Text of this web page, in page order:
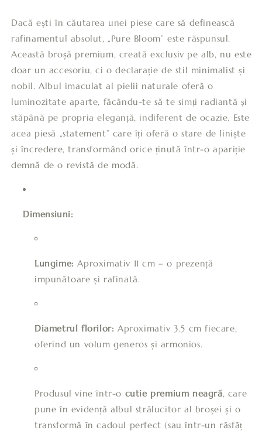
Dacă ești în căutarea unei piese care să definească
rafinamentul absolut, „Pure Bloom” este răspunsul.
Această broșă premium, creată exclusiv pe alb, nu este
doar un accesoriu, ci o declarație de stil minimalist și
nobil. Albul imaculat al pielii naturale oferă o
luminozitate aparte, făcându-te să te simți radiantă și
stăpână pe propria eleganță, indiferent de ocazie. Este
acea piesă „statement” care îți oferă o stare de liniște
și încredere, transformând orice ținută într-o apariție
demnă de o revistă de modă.
Dimensiuni:
Lungime: Aproximativ 11 cm – o prezență
impunătoare și rafinată.
Diametrul florilor: Aproximativ 3.5 cm fiecare,
oferind un volum generos și armonios.
Produsul vine într-o cutie premium neagră, care
pune în evidență albul strălucitor al broșei și o
transformă în cadoul perfect (sau într-un răsfăț